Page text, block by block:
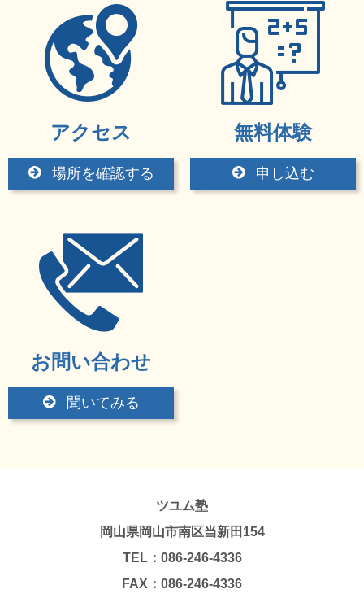
アクセス
場所を確認する
無料体験
申し込む
お問い合わせ
聞いてみる
ツユム塾
岡山県岡山市南区当新田154
TEL：086-246-4336
FAX：086-246-4336